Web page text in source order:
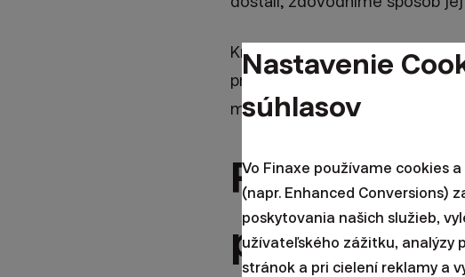
Krédom Finaxu od jeho
prezentovaným historickým
modelovania, aby sme predišli
Prečo
portfólií?
Nastavenie
súhlasov
Vo Finaxe používame cookies
(napr. Enhanced Conversions)
poskytovania našich služieb,
užívateľského zážitku, analýzy
stránok a pri cielení reklamy a